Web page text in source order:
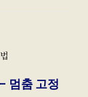
멈춤 고정